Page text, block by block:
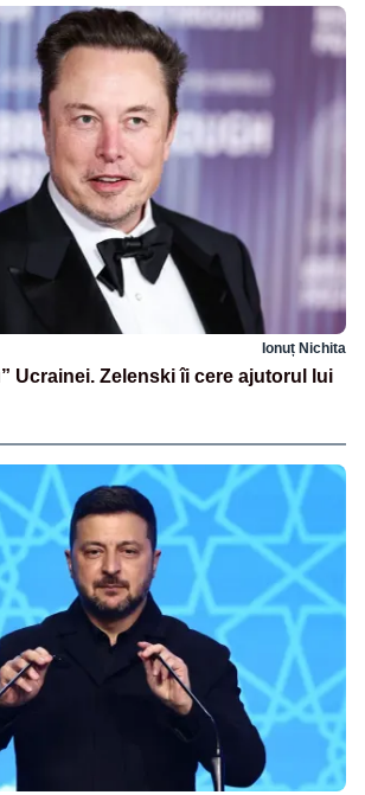
Ionuț Nichita
Ucrainei. Zelenski îi cere ajutorul lui